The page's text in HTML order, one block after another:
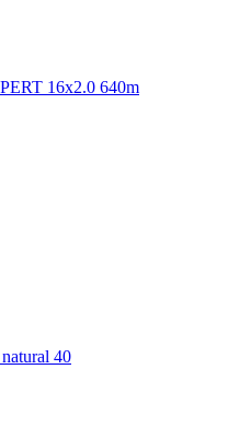
16x2.0 640m
40